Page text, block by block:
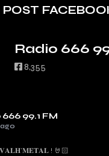
POST
Radio 666
8,355
99.1 FM
! 🤘🏻